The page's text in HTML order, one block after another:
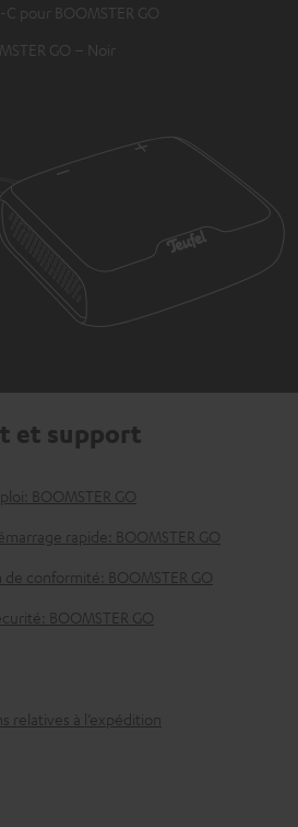
C pour BOOMSTER GO
GO – Noir
et support
BOOMSTER GO
rapide: BOOMSTER GO
de conformité: BOOMSTER GO
BOOMSTER GO
relatives à l’expédition